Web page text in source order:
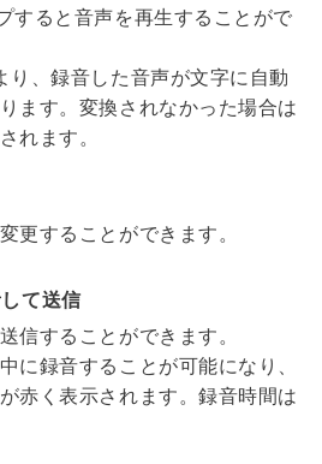
すると音声を再生することがで
り、録音した音声が文字に自動
ます。変換されなかった場合は
れます。
更することができます。
て送信
信することができます。
に録音することが可能になり、
赤く表示されます。録音時間は